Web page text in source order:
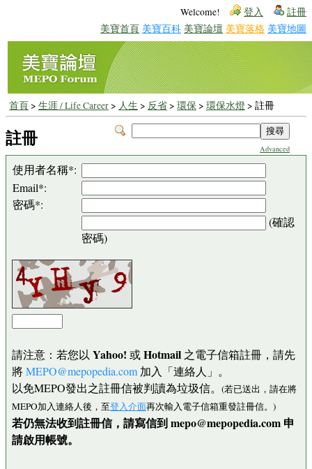
Welcome! 登入 註冊
美寶首頁 美寶百科 美寶論壇 美寶落格 美寶地圖
首頁> 生涯 / Life Career> 人生 > 反省> 環保> 環保水燈> 註冊
Advanced
註冊
使用者名稱*:
Email*:
密碼*:
(確認
密碼)
請注意：若您以 Yahoo! 或Hotmail 之電子信箱註冊，請先
將MEPO@mepopedia.com 加入「連絡人」。
以免MEPO發出之註冊信被判讀為垃圾信。 (若已送出，請在將
MEPO加入連絡人後，至登入介面再次輸入電子信箱重發註冊信。)
若仍無法收到註冊信，請寫信到 mepo@mepopedia.com 申
請啟用帳號。